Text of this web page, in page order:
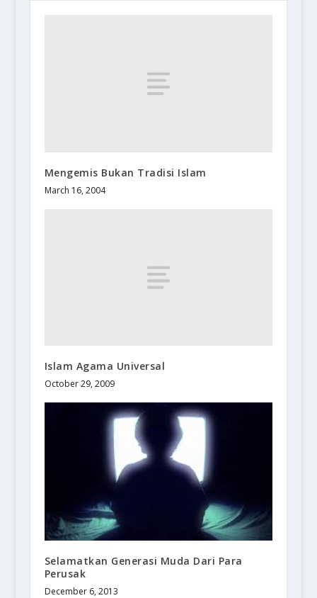
Mengemis Bukan Tradisi Islam
March 16, 2004
Islam Agama Universal
October 29, 2009
Selamatkan Generasi Muda Dari Para
Perusak
December 6, 2013